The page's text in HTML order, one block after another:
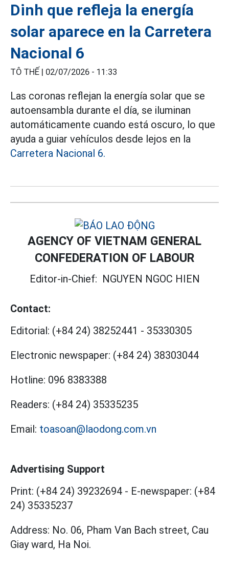
Dinh que refleja la energía
solar aparece en la Carretera
Nacional 6
TÔ THẾ | 02/07/2026 - 11:33
Las coronas reflejan la energía solar que se
autoensambla durante el día, se iluminan
automáticamente cuando está oscuro, lo que
ayuda a guiar vehículos desde lejos en la
Carretera Nacional 6.
AGENCY OF VIETNAM GENERAL
CONFEDERATION OF LABOUR
Editor-in-Chief: NGUYEN NGOC HIEN
Contact:
Editorial: (+84 24) 38252441 - 35330305
Electronic newspaper: (+84 24) 38303044
Hotline: 096 8383388
Readers: (+84 24) 35335235
Email: toasoan@laodong.com.vn
Advertising Support
Print: (+84 24) 39232694 - E-newspaper: (+84
24) 35335237
Address: No. 06, Pham Van Bach street, Cau
Giay ward, Ha Noi.